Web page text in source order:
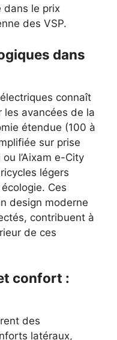
dans le prix
des VSP.
dans
connaît
avancées de la
étendue (100 à
sur prise
l’Aixam e-City
légers
Ces
design moderne
contribuent à
de ces
confort :
des
latéraux,